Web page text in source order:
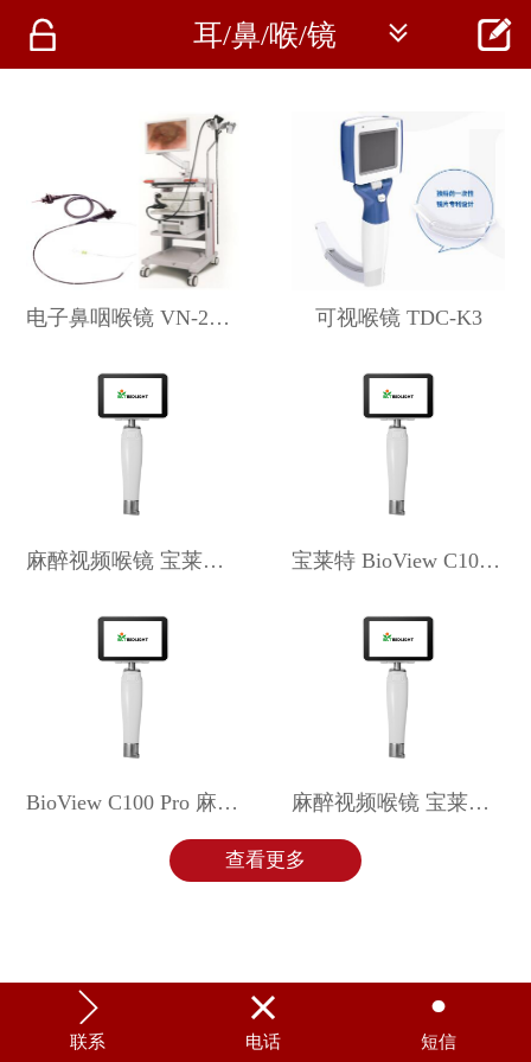
 首页
仪器
医疗资讯
 耳/鼻/喉/镜  
电子鼻咽喉镜 VN-2600 可视喉镜 TDC-K3
麻醉视频喉镜 宝莱特 BioView C100 Plus 宝莱特 BioView C100 Ex 麻醉视频喉镜
BioView C100 Pro 麻醉视频喉镜 宝莱特 麻醉视频喉镜 宝莱特 BioView C100
查看更多

联系

电话

短信